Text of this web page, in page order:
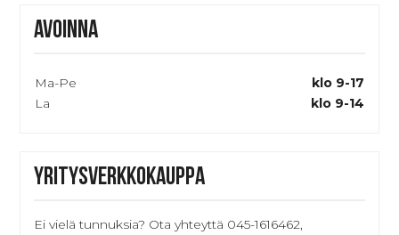
Avoinna
Ma-Pe
klo 9-17
La
klo 9-14
Yritysverkkokauppa
Ei vielä tunnuksia? Ota yhteyttä 045-1616462,